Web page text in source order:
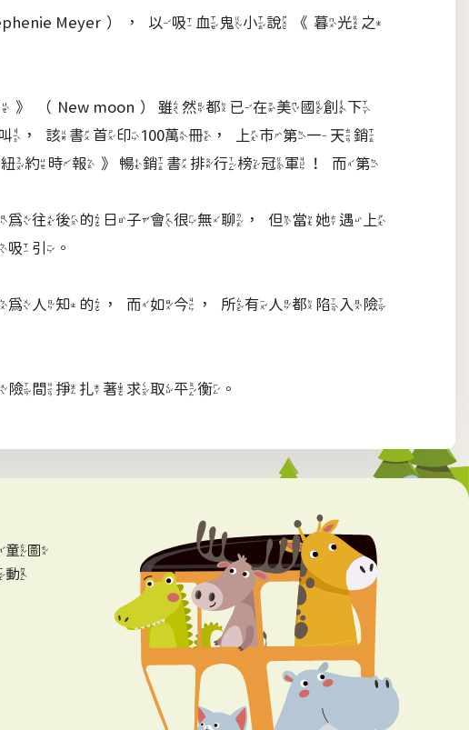
Meyer），以吸血鬼小說《暮光之
（New moon）雖然都已在美國創下
，該書首印100萬冊，上市第一天銷
約時報》暢銷書排行榜冠軍！而第
往後的日子會很無聊，但當她遇上
引。
人知的，而如今，所有人都陷入險
間掙扎著求取平衡。
童圖
動